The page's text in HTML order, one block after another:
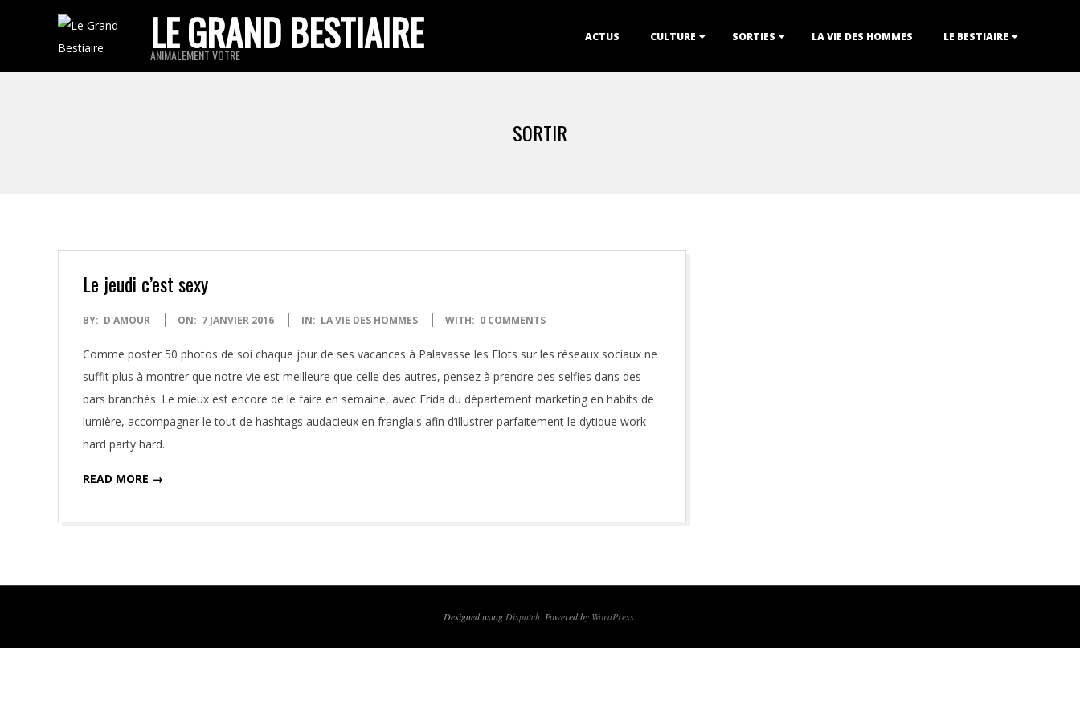
LE GRAND BESTIAIRE
ANIMALEMENT VOTRE
Menu
ACTUS CULTURE SORTIES LA VIE DES HOMMES LE BESTIAIRE
SORTIR
Le jeudi c’est sexy
2016-
07
BY: D'AMOUR ON: 7 JANVIER 2016 IN: LA VIE DES HOMMES WITH: 0 COMMENTS
Comme poster 50 photos de soi chaque jour de ses vacances à Palavasse les Flots sur les réseaux sociaux ne
suffit plus à montrer que notre vie est meilleure que celle des autres, pensez à prendre des selfies dans des
bars branchés. Le mieux est encore de le faire en semaine, avec Frida du département marketing en habits de
lumière, accompagner le tout de hashtags audacieux en franglais afin d’illustrer parfaitement le dytique work
hard party hard.
READ MORE →
Designed using Dispatch . Powered by WordPress